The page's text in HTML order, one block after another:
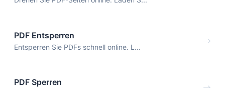
PDF Entsperren
Entsperren Sie PDFs schnell online. L...
PDF Sperren